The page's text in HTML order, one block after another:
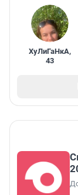
ХуЛиГаНкА,
43